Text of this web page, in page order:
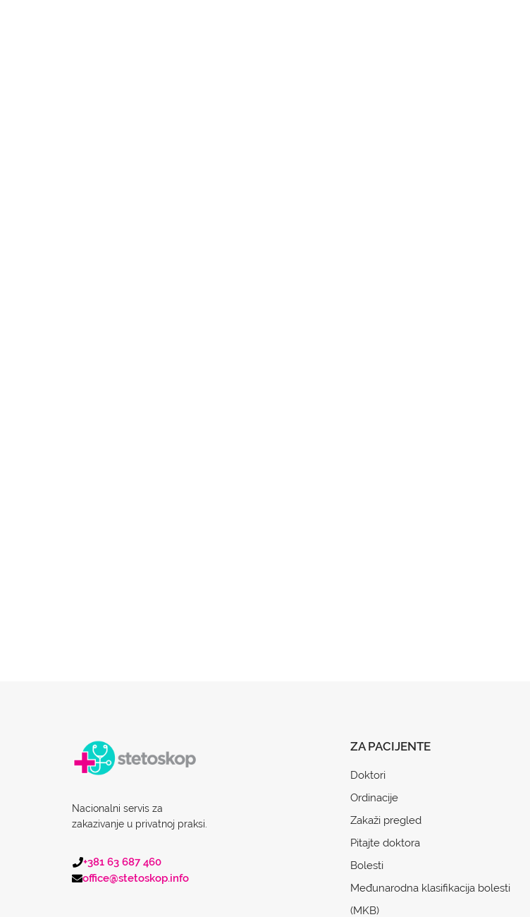
Nacionalni servis za
zakazivanje u privatnoj praksi.
+381 63 687 460
office@stetoskop.info
ZA PACIJENTE
Doktori
Ordinacije
Zakaži pregled
Pitajte doktora
Bolesti
Međunarodna klasifikacija bolesti
(MKB)